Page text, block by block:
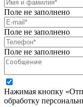
Поле не заполнено
Поле не заполнено
Поле не заполнено
Нажимая кнопку
обработку